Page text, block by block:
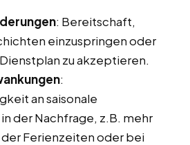
: Bereitschaft,
einzuspringen oder
zu akzeptieren.
:
an saisonale
der Nachfrage, z.B. mehr
Ferienzeiten oder bei